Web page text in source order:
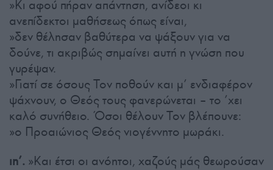
»Κι αφού πήραν απάντηση, ανίδεοι κι
ανεπίδεκτοι μαθήσεως όπως είναι,
»δεν θέλησαν βαθύτερα να ψάξουν για να
δούνε, τι ακριβώς σημαίνει αυτή η γνώση που
γυρέψαν.
»Γιατί σε όσους Τον ποθούν και μ’ ενδιαφέρον
ψάχνουν, ο Θεός τους φανερώνεται – το ’χει
καλό συνήθειο. Όσοι θέλουν Τον βλέπουνε:
»ο Προαιώνιος Θεός νιογέννητο μωράκι.
ιη’. »Και έτσι οι ανόητοι, χαζούς μάς θεωρούσαν